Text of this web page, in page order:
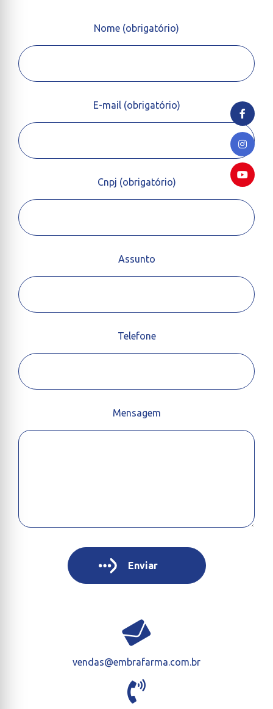
Nome (obrigatório)
E-mail (obrigatório)
Cnpj (obrigatório)
Assunto
Telefone
Mensagem
vendas@embrafarma.com.br